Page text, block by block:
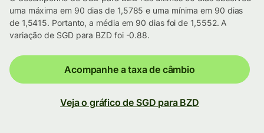
uma máxima em 90 dias de 1,5785 e uma mínima em 90 dias
de 1,5415. Portanto, a média em 90 dias foi de 1,5552. A
variação de SGD para BZD foi -0.88.
Acompanhe a taxa de câmbio
Veja o gráfico de SGD para BZD